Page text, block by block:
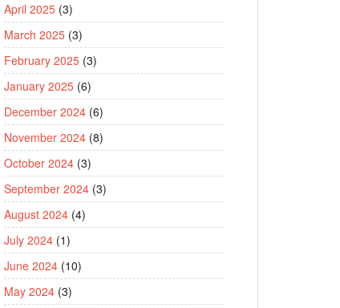
April 2025 (3)
March 2025 (3)
February 2025 (3)
January 2025 (6)
December 2024 (6)
November 2024 (8)
October 2024 (3)
September 2024 (3)
August 2024 (4)
July 2024 (1)
June 2024 (10)
May 2024 (3)